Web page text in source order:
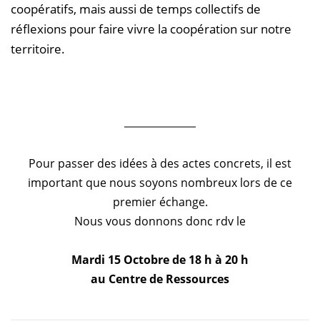
coopératifs, mais aussi de temps collectifs de
réflexions pour faire vivre la coopération sur notre
territoire.
Pour passer des idées à des actes concrets, il est
important que nous soyons nombreux lors de ce
premier échange.
Nous vous donnons donc rdv le
Mardi 15 Octobre de 18 h à 20 h
au Centre de Ressources